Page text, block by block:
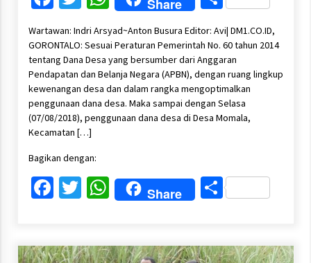
Share
Wartawan: Indri Arsyad~Anton Busura Editor: Avi| DM1.CO.ID,
GORONTALO: Sesuai Peraturan Pemerintah No. 60 tahun 2014
tentang Dana Desa yang bersumber dari Anggaran
Pendapatan dan Belanja Negara (APBN), dengan ruang lingkup
kewenangan desa dan dalam rangka mengoptimalkan
penggunaan dana desa. Maka sampai dengan Selasa
(07/08/2018), penggunaan dana desa di Desa Momala,
Kecamatan […]
Bagikan dengan:
Facebook
Twitter
WhatsApp
Share Share